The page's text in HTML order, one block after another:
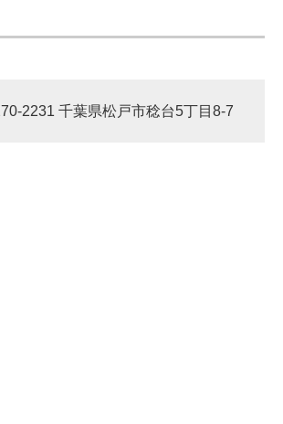
2231 千葉県松戸市稔台5丁目8-7